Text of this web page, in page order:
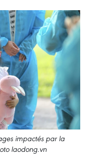
impactés par la
laodong.vn